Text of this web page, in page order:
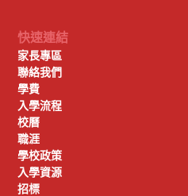
快速連結
家長專區
聯絡我們
學費
入學流程
校曆
職涯
學校政策
入學資源
招標